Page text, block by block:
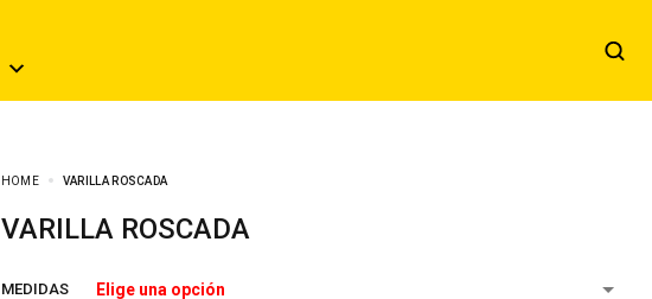
HOME VARILLA ROSCADA
VARILLA ROSCADA
MEDIDAS